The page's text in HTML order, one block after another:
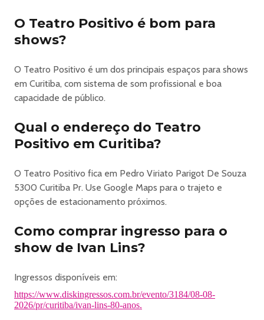
de Ivan Lins não deixa dúvidas sobre seu talento para
criar
canções belas, perenes e inesquecíveis.
ou
nos saraus familiares e festinhas infantis, quando o
menino Ivan
desenvolveu
uma maneira muito pessoal de abordar o instrumento,
Foi assim que conquistou a plateia do 5º FIC – Festival
Internacional da Canção, em 1970. Sua “O amor é o meu
país com o primeiro grande parceiro Ronaldo Monteiro de
estourava na voz de Elis Regina. O recém-formado
engenheiro químico teve que refazer a fórmula do seu
entre os anos1970 e 2000, mais um punhado de
sucessos e canções inesquecíveis, como “Abre-alas ,
“Somos todos iguais esta noite, “Começar de novo, “Aos
nossos filhos. E as trilhas de novelas levam suas músicas a
O Teatro Positivo é bom para
shows?
O Teatro Positivo é um dos principais espaços para shows
em Curitiba, com sistema de som profissional e boa
capacidade de público.
Qual o endereço do Teatro
Positivo em Curitiba?
O Teatro Positivo fica em Pedro Viriato Parigot De Souza
5300 Curitiba Pr. Use Google Maps para o trajeto e
opções de estacionamento próximos.
Como comprar ingresso para o
show de Ivan Lins?
Ingressos disponíveis em:
https://www.diskingressos.com.br/evento/3184/08-08-
2026/pr/curitiba/ivan-lins-80-anos.